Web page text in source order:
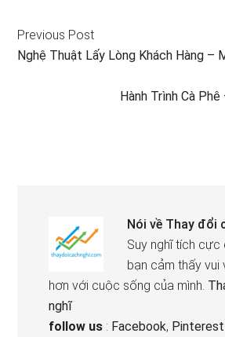
Previous Post
Nghệ Thuật Lấy Lòng Khách Hàng –
Hành Trình Cà
Nói về Thay đổi
Suy nghĩ tích cực
bạn cảm thấy vui
hơn với cuộc sống của mình.
nghĩ
follow us : Facebook, Pinterest